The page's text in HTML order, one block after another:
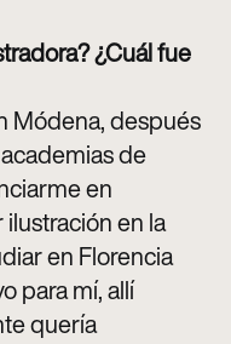
¿Cuál fue
Módena, después
de
en
en la
en Florencia
para mí, allí
quería